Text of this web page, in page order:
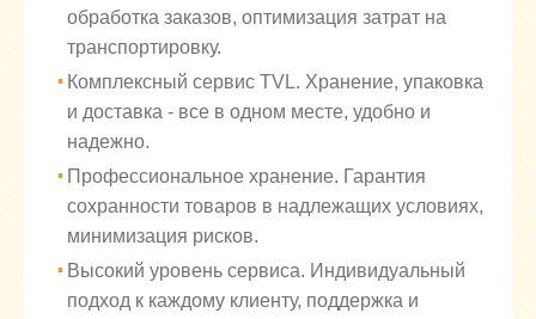
обработка заказов, оптимизация затрат на
транспортировку.
Комплексный сервис TVL. Хранение, упаковка
и доставка - все в одном месте, удобно и
надежно.
Профессиональное хранение. Гарантия
сохранности товаров в надлежащих условиях,
минимизация рисков.
Высокий уровень сервиса. Индивидуальный
подход к каждому клиенту, поддержка и